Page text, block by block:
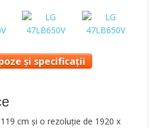
și specificații
cm și o rezoluție de 1920 x